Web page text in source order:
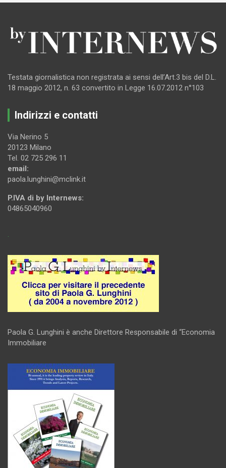
Testata giornalistica non registrata ai sensi dell’Art.3 bis del D.L.
18 maggio 2012, n. 63 convertito in Legge 16.07.2012 n°103
Indirizzi e contatti
Via Nerino 5
20123 Milano
Tel. 02 725 296 11
email:
paola.lunghini@mclink.it
P.IVA di by Internews:
04865040960
.
Paola G. Lunghini è anche Direttore Responsabile di “Economia
Immobiliare